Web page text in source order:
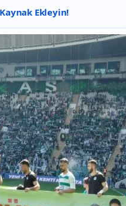
Ekleyin!